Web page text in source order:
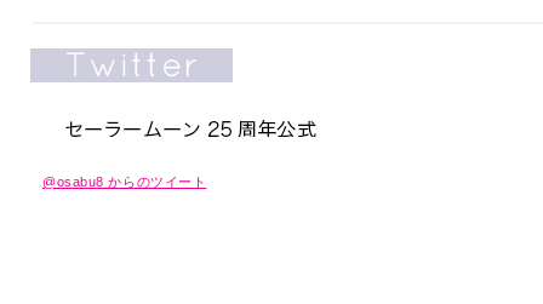
@osabu8 からのツイート